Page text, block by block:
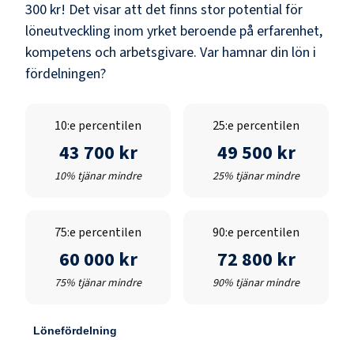
300 kr! Det visar att det finns stor potential för
löneutveckling inom yrket beroende på erfarenhet,
kompetens och arbetsgivare. Var hamnar din lön i
fördelningen?
10:e percentilen
43 700 kr
10% tjänar mindre
25:e percentilen
49 500 kr
25% tjänar mindre
75:e percentilen
60 000 kr
75% tjänar mindre
90:e percentilen
72 800 kr
90% tjänar mindre
Lönefördelning